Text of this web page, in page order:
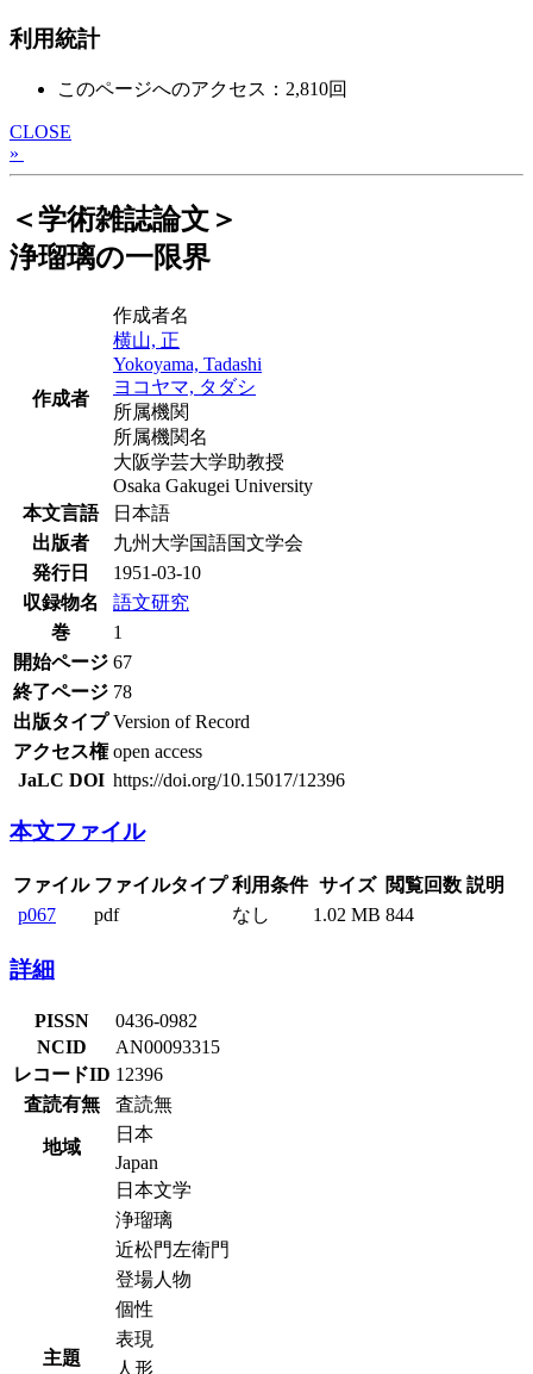
利用統計
このページへのアクセス：2,810回
CLOSE
»
＜学術雑誌論文＞
浄瑠璃の一限界
作成者
作成者名
横山, 正
Yokoyama, Tadashi
ヨコヤマ, タダシ
所属機関
所属機関名
大阪学芸大学助教授
Osaka Gakugei University
本文言語
日本語
出版者
九州大学国語国文学会
発行日
1951-03-10
収録物名
語文研究
巻
1
開始ページ 67
終了ページ 78
出版タイプ Version of Record
アクセス権 open access
JaLC DOI https://doi.org/10.15017/12396
本文ファイル
ファイル ファイルタイプ 利用条件 サイズ 閲覧回数 説明
p067
pdf なし 1.02 MB 844
詳細
PISSN
0436-0982
NCID
AN00093315
レコードID 12396
査読有無
査読無
地域
日本
Japan
主題
日本文学
浄瑠璃
近松門左衛門
登場人物
個性
表現
人形